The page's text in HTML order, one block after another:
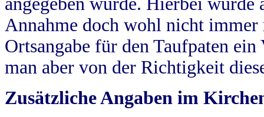
Annahme doch wohl nicht
Ortsangabe für den Taufpaten
man aber von der Richtigkeit
Zusätzliche Angaben im